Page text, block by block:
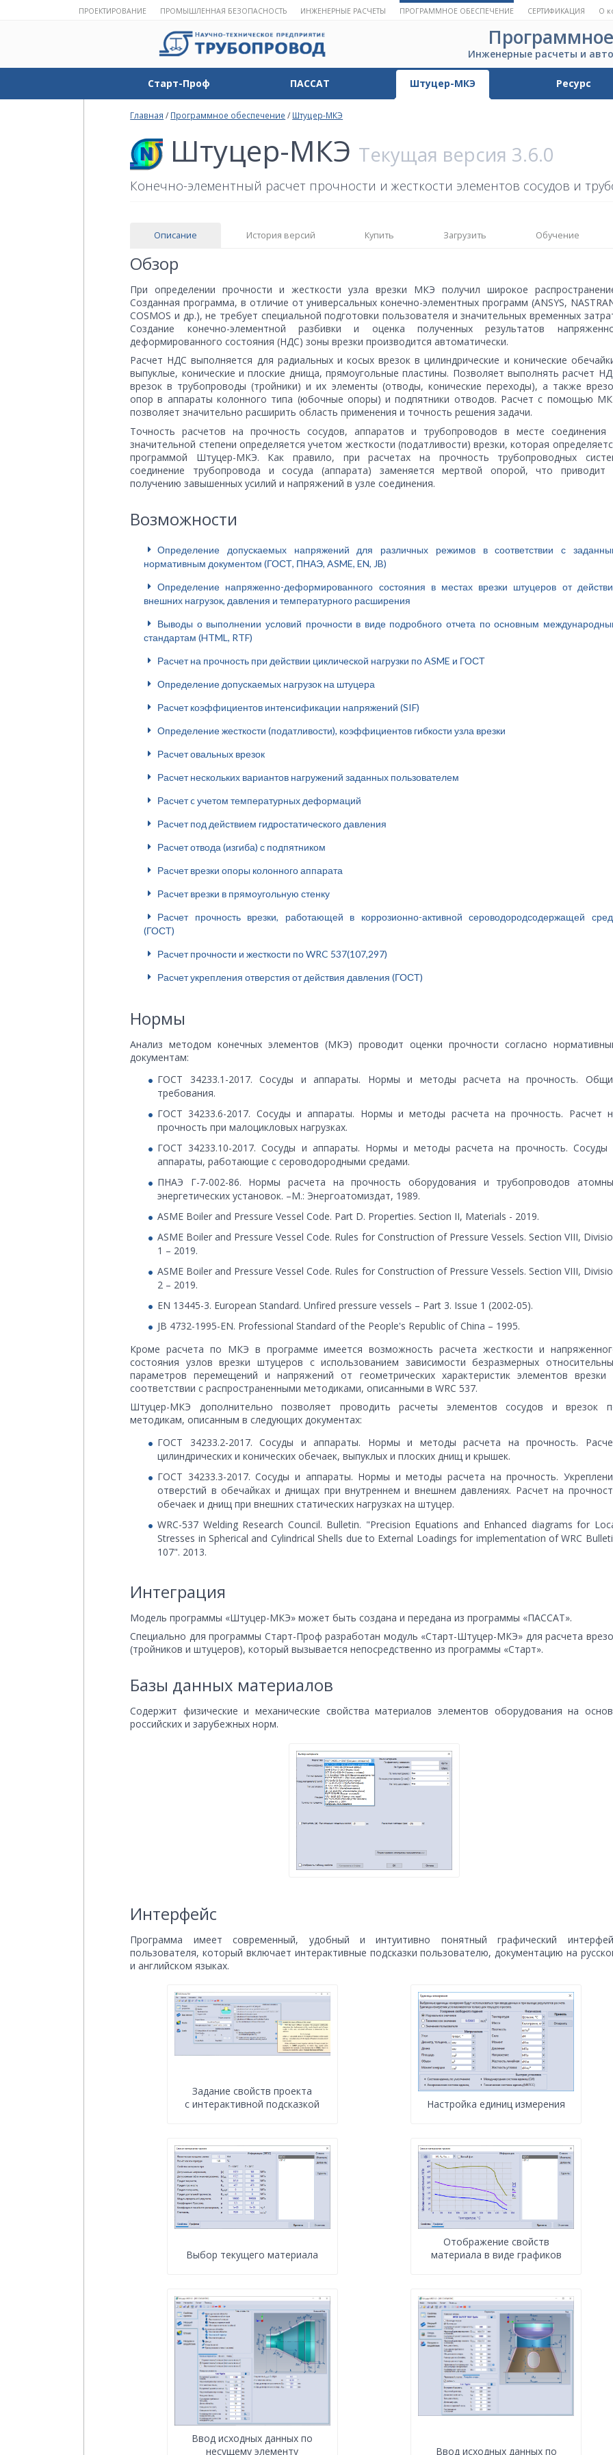
ПРОЕКТИРОВАНИЕ ПРОМЫШЛЕННАЯ БЕЗОПАСНОСТЬ ИНЖЕНЕРНЫЕ РАСЧЕТЫ ПРОГРАММНОЕ ОБЕСПЕЧЕНИЕ СЕРТИФИКАЦИЯ О
Инженерные расчеты и
Старт-Проф ПАССАТ Штуцер-МКЭ Ресурс
Главная / Программное обеспечение / Штуцер-МКЭ
Штуцер-МКЭ Текущая версия 3.6.0
Конечно-элементный расчет прочности и жесткости элементов сосудов и
Описание История версий Купить Загрузить Обучение
Обзор
При определении прочности и жесткости узла врезки МКЭ получил широкое
Созданная программа, в отличие от универсальных конечно-элементных программ (ANSYS,
COSMOS и др.), не требует специальной подготовки пользователя и значительных временных
Создание конечно-элементной разбивки и оценка полученных результатов
деформированного состояния (НДС) зоны врезки производится автоматически.
Расчет НДС выполняется для радиальных и косых врезок в цилиндрические и конические
выпуклые, конические и плоские днища, прямоугольные пластины. Позволяет выполнять расчет
врезок в трубопроводы (тройники) и их элементы (отводы, конические переходы), а также
опор в аппараты колонного типа (юбочные опоры) и подпятники отводов. Расчет с помощью
позволяет значительно расширить область применения и точность решения задачи.
Точность расчетов на прочность сосудов, аппаратов и трубопроводов в месте соединения
значительной степени определяется учетом жесткости (податливости) врезки, которая
программой Штуцер-МКЭ. Как правило, при расчетах на прочность трубопроводных
соединение трубопровода и сосуда (аппарата) заменяется мертвой опорой, что приводит
получению завышенных усилий и напряжений в узле соединения.
Возможности
Определение допускаемых напряжений для различных режимов в соответствии с
нормативным документом (ГОСТ, ПНАЭ, ASME, EN, JB)
Определение напряженно-деформированного состояния в местах врезки штуцеров от
внешних нагрузок, давления и температурного расширения
Выводы о выполнении условий прочности в виде подробного отчета по основным
стандартам (HTML, RTF)
Расчет на прочность при действии циклической нагрузки по ASME и ГОСТ
Определение допускаемых нагрузок на штуцера
Расчет коэффициентов интенсификации напряжений (SIF)
Определение жесткости (податливости), коэффициентов гибкости узла врезки
Расчет овальных врезок
Расчет нескольких вариантов нагружений заданных пользователем
Расчет c учетом температурных деформаций
Расчет под действием гидростатического давления
Расчет отвода (изгиба) с подпятником
Расчет врезки опоры колонного аппарата
Расчет врезки в прямоугольную стенку
Расчет прочность врезки, работающей в коррозионно-активной сероводородсодержащей
(ГОСТ)
Расчет прочности и жесткости по WRC 537(107,297)
Расчет укрепления отверстия от действия давления (ГОСТ)
Нормы
Анализ методом конечных элементов (МКЭ) проводит оценки прочности согласно
документам:
ГОСТ 34233.1-2017. Сосуды и аппараты. Нормы и методы расчета на прочность.
требования.
ГОСТ 34233.6-2017. Сосуды и аппараты. Нормы и методы расчета на прочность. Расчет
прочность при малоцикловых нагрузках.
ГОСТ 34233.10-2017. Сосуды и аппараты. Нормы и методы расчета на прочность. Сосуды
аппараты, работающие с сероводородными средами.
ПНАЭ Г-7-002-86. Нормы расчета на прочность оборудования и трубопроводов
энергетических установок. –М.: Энергоатомиздат, 1989.
ASME Boiler and Pressure Vessel Code. Part D. Properties. Section II, Materials - 2019.
ASME Boiler and Pressure Vessel Code. Rules for Construction of Pressure Vessels. Section VIII,
1 – 2019.
ASME Boiler and Pressure Vessel Code. Rules for Construction of Pressure Vessels. Section VIII,
2 – 2019.
EN 13445-3. European Standard. Unfired pressure vessels – Part 3. Issue 1 (2002-05).
JB 4732-1995-EN. Professional Standard of the People's Republic of China – 1995.
Кроме расчета по МКЭ в программе имеется возможность расчета жесткости и
состояния узлов врезки штуцеров с использованием зависимости безразмерных
параметров перемещений и напряжений от геометрических характеристик элементов врезки
соответствии с распространенными методиками, описанными в WRC 537.
Штуцер-МКЭ дополнительно позволяет проводить расчеты элементов сосудов и врезок
методикам, описанным в следующих документах:
ГОСТ 34233.2-2017. Сосуды и аппараты. Нормы и методы расчета на прочность.
цилиндрических и конических обечаек, выпуклых и плоских днищ и крышек.
ГОСТ 34233.3-2017. Сосуды и аппараты. Нормы и методы расчета на прочность.
отверстий в обечайках и днищах при внутреннем и внешнем давлениях. Расчет на
обечаек и днищ при внешних статических нагрузках на штуцер.
WRC-537 Welding Research Council. Bulletin. "Precision Equations and Enhanced diagrams for
Stresses in Spherical and Cylindrical Shells due to External Loadings for implementation of WRC
107". 2013.
Интеграция
Модель программы «Штуцер-МКЭ» может быть создана и передана из программы «ПАССАТ».
Специально для программы Старт-Проф разработан модуль «Старт-Штуцер-МКЭ» для расчета
(тройников и штуцеров), который вызывается непосредственно из программы «Старт».
Базы данных материалов
Содержит физические и механические свойства материалов элементов оборудования на
российских и зарубежных норм.
Интерфейс
Программа имеет современный, удобный и интуитивно понятный графический
пользователя, который включает интерактивные подсказки пользователю, документацию на
и английском языках.
Задание свойств проекта
с интерактивной подсказкой
Настройка единиц измерения
Выбор текущего материала
Отображение свойств
материала в виде графиков
Ввод исходных данных по
несущему элементу
Ввод исходных данных по